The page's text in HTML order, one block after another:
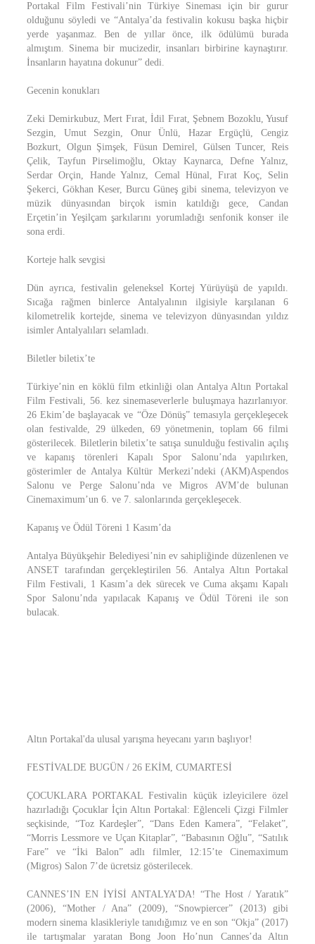
Portakal Film Festivali’nin Türkiye Sineması için bir gurur
olduğunu söyledi ve “Antalya’da festivalin kokusu başka hiçbir
yerde yaşanmaz. Ben de yıllar önce, ilk ödülümü burada
almıştım. Sinema bir mucizedir, insanları birbirine kaynaştırır.
İnsanların hayatına dokunur” dedi.
Gecenin konukları
Zeki Demirkubuz, Mert Fırat, İdil Fırat, Şebnem Bozoklu, Yusuf
Sezgin, Umut Sezgin, Onur Ünlü, Hazar Ergüçlü, Cengiz
Bozkurt, Olgun Şimşek, Füsun Demirel, Gülsen Tuncer, Reis
Çelik, Tayfun Pirselimoğlu, Oktay Kaynarca, Defne Yalnız,
Serdar Orçin, Hande Yalnız, Cemal Hünal, Fırat Koç, Selin
Şekerci, Gökhan Keser, Burcu Güneş gibi sinema, televizyon ve
müzik dünyasından birçok ismin katıldığı gece, Candan
Erçetin’in Yeşilçam şarkılarını yorumladığı senfonik konser ile
sona erdi.
Korteje halk sevgisi
Dün ayrıca, festivalin geleneksel Kortej Yürüyüşü de yapıldı.
Sıcağa rağmen binlerce Antalyalının ilgisiyle karşılanan 6
kilometrelik kortejde, sinema ve televizyon dünyasından yıldız
isimler Antalyalıları selamladı.
Biletler biletix’te
Türkiye’nin en köklü film etkinliği olan Antalya Altın Portakal
Film Festivali, 56. kez sinemaseverlerle buluşmaya hazırlanıyor.
26 Ekim’de başlayacak ve “Öze Dönüş” temasıyla gerçekleşecek
olan festivalde, 29 ülkeden, 69 yönetmenin, toplam 66 filmi
gösterilecek. Biletlerin biletix’te satışa sunulduğu festivalin açılış
ve kapanış törenleri Kapalı Spor Salonu’nda yapılırken,
gösterimler de Antalya Kültür Merkezi’ndeki (AKM)Aspendos
Salonu ve Perge Salonu’nda ve Migros AVM’de bulunan
Cinemaximum’un 6. ve 7. salonlarında gerçekleşecek.
Kapanış ve Ödül Töreni 1 Kasım’da
Antalya Büyükşehir Belediyesi’nin ev sahipliğinde düzenlenen ve
ANSET tarafından gerçekleştirilen 56. Antalya Altın Portakal
Film Festivali, 1 Kasım’a dek sürecek ve Cuma akşamı Kapalı
Spor Salonu’nda yapılacak Kapanış ve Ödül Töreni ile son
bulacak.
Altın Portakal'da ulusal yarışma heyecanı yarın başlıyor!
FESTİVALDE BUGÜN / 26 EKİM, CUMARTESİ
ÇOCUKLARA PORTAKAL Festivalin küçük izleyicilere özel
hazırladığı Çocuklar İçin Altın Portakal: Eğlenceli Çizgi Filmler
seçkisinde, “Toz Kardeşler”, “Dans Eden Kamera”, “Felaket”,
“Morris Lessmore ve Uçan Kitaplar”, “Babasının Oğlu”, “Satılık
Fare” ve “İki Balon” adlı filmler, 12:15’te Cinemaximum
(Migros) Salon 7’de ücretsiz gösterilecek.
CANNES’IN EN İYİSİ ANTALYA’DA! “The Host / Yaratık”
(2006), “Mother / Ana” (2009), “Snowpiercer” (2013) gibi
modern sinema klasikleriyle tanıdığımız ve en son “Okja” (2017)
ile tartışmalar yaratan Bong Joon Ho’nun Cannes’da Altın